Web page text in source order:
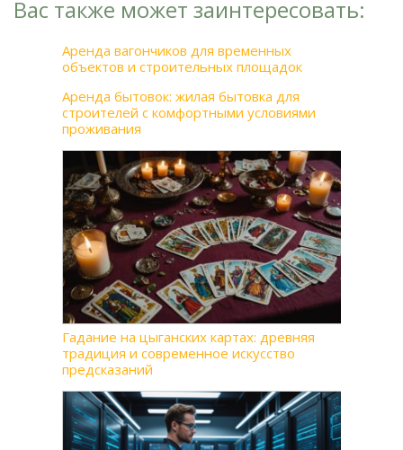
Вас также может заинтересовать:
Аренда вагончиков для временных
объектов и строительных площадок
Аренда бытовок: жилая бытовка для
строителей с комфортными условиями
проживания
Гадание на цыганских картах: древняя
традиция и современное искусство
предсказаний